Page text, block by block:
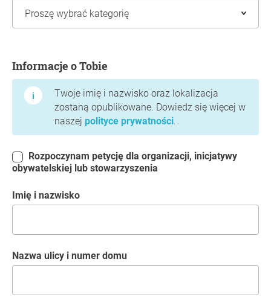
Informacje o Tobie
Twoje imię i nazwisko oraz lokalizacja
zostaną opublikowane. Dowiedz się więcej w
naszej polityce prywatności.
obywatelskiej lub stowarzyszenia
Imię i nazwisko
Nazwa ulicy i numer domu